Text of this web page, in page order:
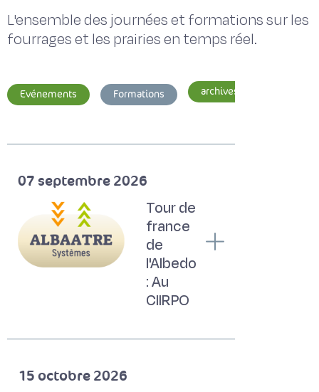
L'ensemble des journées et formations sur les
fourrages et les prairies en temps réel.
Evénements Formations archives
07 septembre 2026
Tour de
france
de
l'Albedo
: Au
CIIRPO
15 octobre 2026